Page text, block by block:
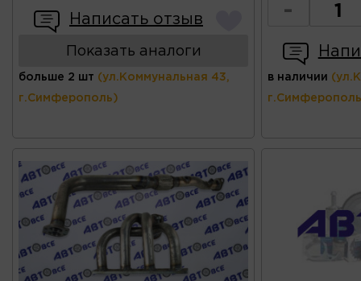
Написать отзыв
Показать аналоги
больше 2 шт (ул.Коммунальная 43,
г.Симферополь)
-
в наличии